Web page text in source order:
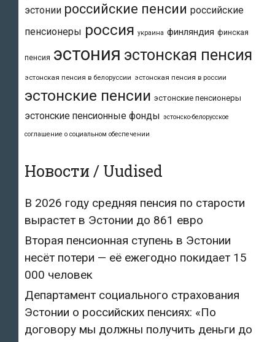
эстонии российские пенсии российские
пенсионеры россия украина финляндия финская
пенсия эстония эстонская пенсия
эстонская пенсия в белоруссии эстонская пенсия в россии
эстонские пенсии эстонские пенсионеры
эстонские пенсионные фонды эстонско-белорусское
соглашение о социальном обеспечении
Новости / Uudised
В 2026 году средняя пенсия по старости
вырастет в Эстонии до 861 евро
Вторая пенсионная ступень в Эстонии
несёт потери — её ежегодно покидает 15
000 человек
Департамент социального страхования
Эстонии о российских пенсиях: «По
договору мы должны получить деньги до